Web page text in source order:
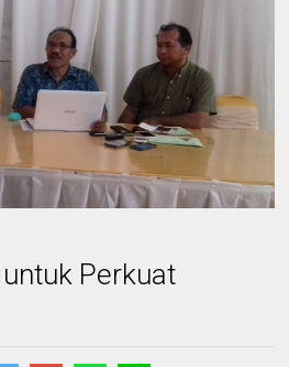
Perkuat